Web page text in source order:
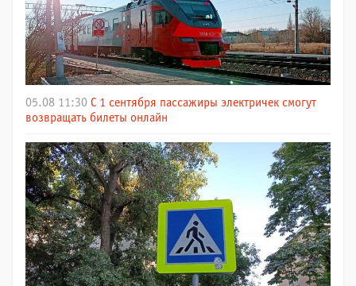
05.08 11:30 С 1 сентября пассажиры электричек смогут
возвращать билеты онлайн